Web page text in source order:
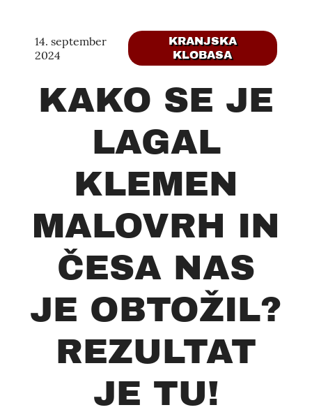
14. september
2024
KRANJSKA
KLOBASA
KAKO SE JE
LAGAL
KLEMEN
MALOVRH IN
ČESA NAS
JE OBTOŽIL?
REZULTAT
JE TU!